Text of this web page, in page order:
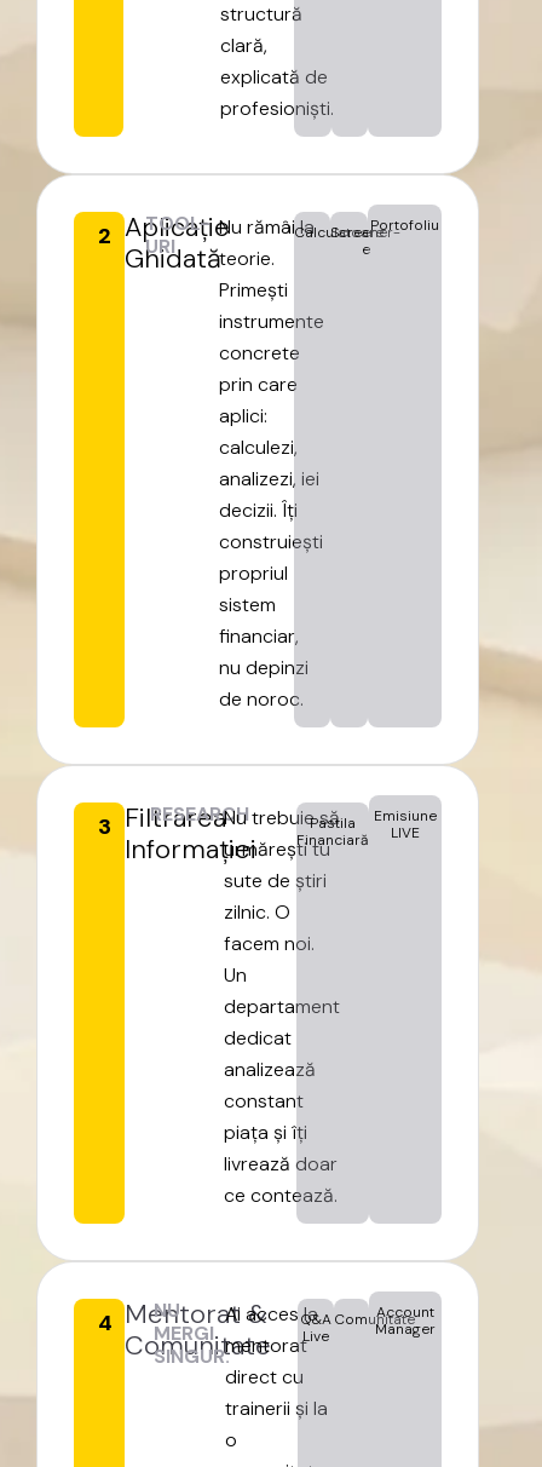
structură
clară,
explicată de
profesioniști.
2 Aplicație
Ghidată
TOOL-
URI
Nu rămâila
teorie.
Primești
instrumente
concrete
prin care
aplici:
calculezi,
analizezi, iei
decizii. Îți
construiești
propriul
sistem
financiar,
nu depinzi
de noroc.
Calculatoare
Screener-
e
Portofoliu
3 Filtrarea
Informației
RESEARCH
Nu trebuie să
urmăreștitu
sute de știri
zilnic. O
facem noi.
Un
departament
dedicat
analizează
constant
piața și îți
livrează doar
ce contează.
Pastila
Financiară
Emisiune
LIVE
4 Mentorat &
Comunitate
NU
MERGI
SINGUR.
Ai acces la
mentorat
direct cu
trainerii și la
o
Q&A
Live
Comunitate
Account
Manager